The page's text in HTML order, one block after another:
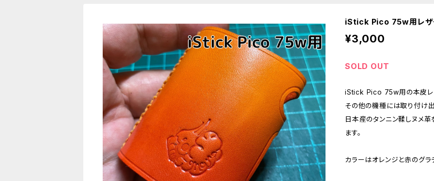
iStick Pico 75w用レザ
¥3,000
SOLD OUT
iStick Pico 75w用の本皮レ
その他の機種には取り付け
日本産のタンニン鞣しヌメ
ます。
カラーはオレンジと赤のグラ